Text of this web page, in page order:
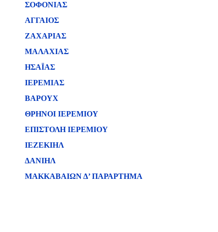
ΣΟΦΟΝΙΑΣ
ΑΓΓΑΙΟΣ
ΖΑΧΑΡΙΑΣ
ΜΑΛΑΧΙΑΣ
ΗΣΑΪΑΣ
ΙΕΡΕΜΙΑΣ
ΒΑΡΟΥΧ
ΘΡΗΝΟΙ ΙΕΡΕΜΙΟΥ
ΕΠΙΣΤΟΛΗ ΙΕΡΕΜΙΟΥ
ΙΕΖΕΚΙΗΛ
ΔΑΝΙΗΛ
ΜΑΚΚΑΒΑΙΩΝ Δ’ ΠΑΡΑΡΤΗΜΑ